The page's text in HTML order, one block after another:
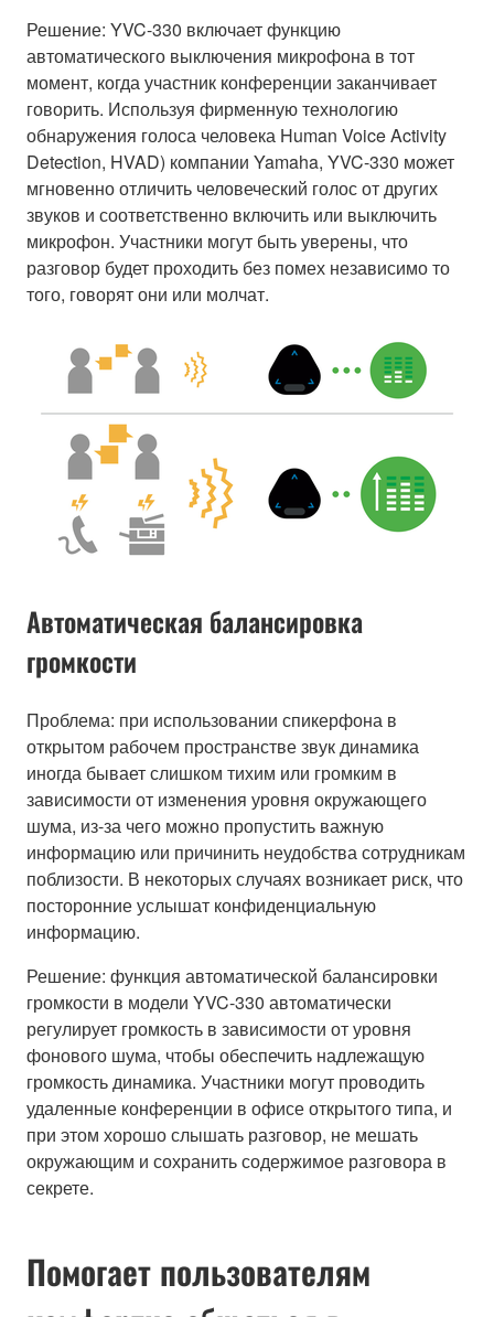
Решение: YVC-330 включает функцию
автоматического выключения микрофона в тот
момент, когда участник конференции заканчивает
говорить. Используя фирменную технологию
обнаружения голоса человека Human Voice Activity
Detection, HVAD) компании Yamaha, YVC-330 может
мгновенно отличить человеческий голос от других
звуков и соответственно включить или выключить
микрофон. Участники могут быть уверены, что
разговор будет проходить без помех независимо то
того, говорят они или молчат.
Автоматическая балансировка
громкости
Проблема: при использовании спикерфона в
открытом рабочем пространстве звук динамика
иногда бывает слишком тихим или громким в
зависимости от изменения уровня окружающего
шума, из-за чего можно пропустить важную
информацию или причинить неудобства сотрудникам
поблизости. В некоторых случаях возникает риск, что
посторонние услышат конфиденциальную
информацию.
Решение: функция автоматической балансировки
громкости в модели YVC-330 автоматически
регулирует громкость в зависимости от уровня
фонового шума, чтобы обеспечить надлежащую
громкость динамика. Участники могут проводить
удаленные конференции в офисе открытого типа, и
при этом хорошо слышать разговор, не мешать
окружающим и сохранить содержимое разговора в
секрете.
Помогает пользователям